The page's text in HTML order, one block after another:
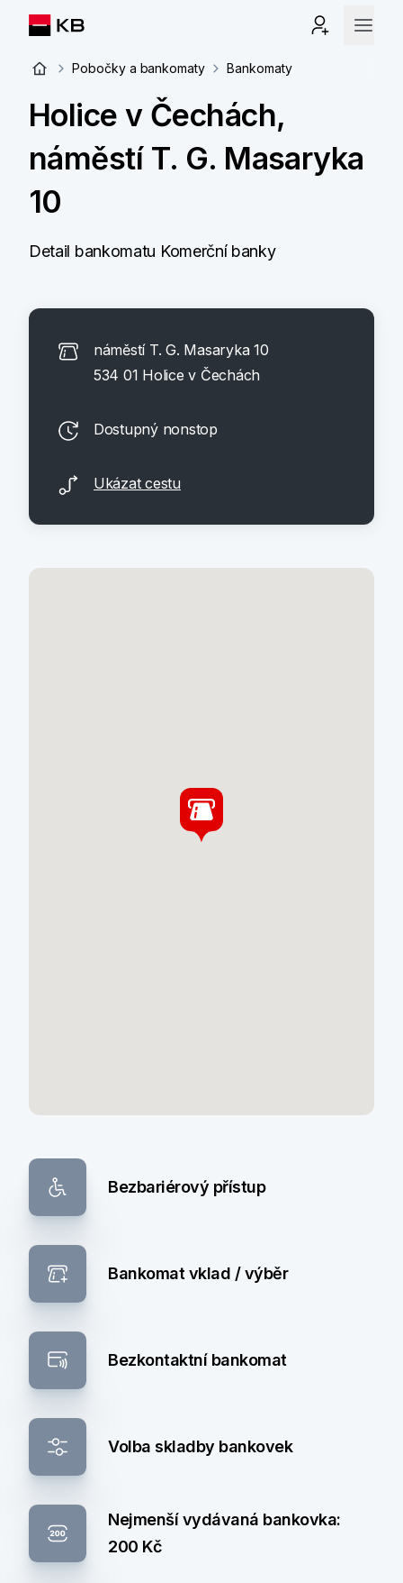
Pobočky a bankomaty Bankomaty
Holice v Čechách,
náměstí T. G. Masaryka
10
Detail bankomatu Komerční banky
náměstí T. G. Masaryka 10
534 01 Holice v Čechách
Dostupný nonstop
Ukázat cestu
Bezbariérový přístup
Bankomat vklad / výběr
Bezkontaktní bankomat
Volba skladby bankovek
Nejmenší vydávaná bankovka:
200 Kč